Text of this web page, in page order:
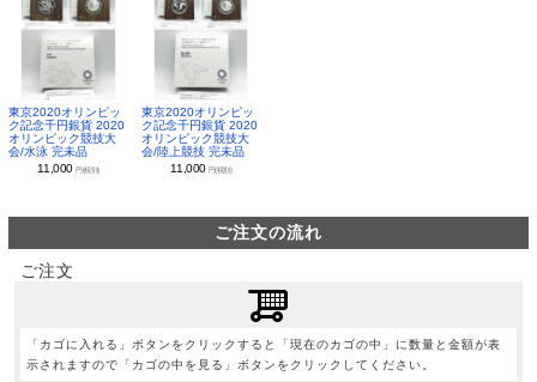
東京2020オリンピッ
ク記念千円銀貨 2020
オリンピック競技大
会/水泳 完未品
11,000円(税別)
東京2020オリンピッ
ク記念千円銀貨 2020
オリンピック競技大
会/陸上競技 完未品
11,000 円(税別)
ご注文の流れ
ご注文
「カゴに入れる」ボタンをクリックすると「現在のカゴの中」に数量と金額が表
示されますので「カゴの中を見る」ボタンをクリックしてください。